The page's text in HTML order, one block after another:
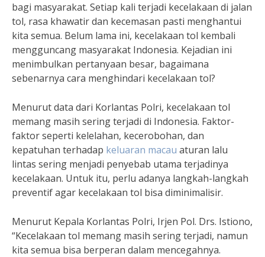
bagi masyarakat. Setiap kali terjadi kecelakaan di jalan
tol, rasa khawatir dan kecemasan pasti menghantui
kita semua. Belum lama ini, kecelakaan tol kembali
mengguncang masyarakat Indonesia. Kejadian ini
menimbulkan pertanyaan besar, bagaimana
sebenarnya cara menghindari kecelakaan tol?
Menurut data dari Korlantas Polri, kecelakaan tol
memang masih sering terjadi di Indonesia. Faktor-
faktor seperti kelelahan, kecerobohan, dan
kepatuhan terhadap keluaran macau aturan lalu
lintas sering menjadi penyebab utama terjadinya
kecelakaan. Untuk itu, perlu adanya langkah-langkah
preventif agar kecelakaan tol bisa diminimalisir.
Menurut Kepala Korlantas Polri, Irjen Pol. Drs. Istiono,
“Kecelakaan tol memang masih sering terjadi, namun
kita semua bisa berperan dalam mencegahnya.